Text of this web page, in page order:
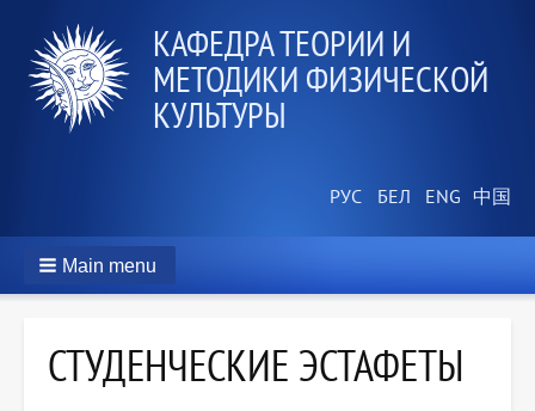
КАФЕДРА ТЕОРИИ И
МЕТОДИКИ ФИЗИЧЕСКОЙ
КУЛЬТУРЫ
Main menu
СТУДЕНЧЕСКИЕ ЭСТАФЕТЫ